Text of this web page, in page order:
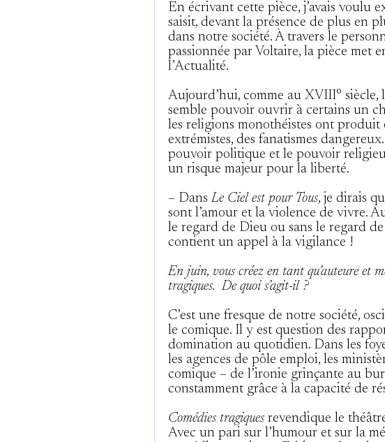
En écrivant cette pièce, j’avais voulu
saisit, devant la présence de plus en
dans notre société. À travers le
passionnée par Voltaire, la pièce met
l’Actualité.
Aujourd’hui, comme au XVIII° siècle,
semble pouvoir ouvrir à certains un
les religions monothéistes ont produit
extrémistes, des fanatismes
pouvoir politique et le pouvoir
un risque majeur pour la liberté.
– DansLe Ciel est pour Tous, je dirais
sont l’amour et la violence de vivre.
le regard de Dieu ou sans le regard
contient un appel à la vigilance !
En juin, vous créez en tant qu’auteure et
tragiques. De quoi s’agit-il ?
C’est une fresque de notre société,
le comique. Il y est question des
domination au quotidien. Dans les
les agences de pôle emploi, les
comique – de l’ironie grinçante au
constamment grâce à la capacité de
Comédies tragiquesrevendique le
Avec un pari sur l’humour et sur la